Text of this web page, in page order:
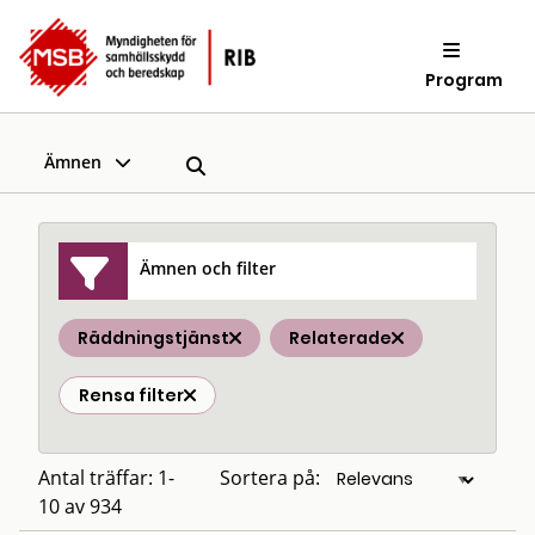
Program
Ämnen
Ämnen och filter
Räddningstjänst Relaterade
Rensa filter
Antal träffar: 1-
10 av 934
Sortera på: